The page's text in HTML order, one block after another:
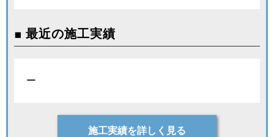
■ 最近の施工実績
ー
施工実績を詳しく見る